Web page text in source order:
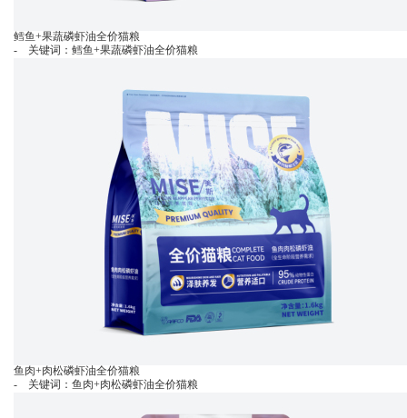
鳕鱼+果蔬磷虾油全价猫粮
- 关键词：鳕鱼+果蔬磷虾油全价猫粮
鱼肉+肉松磷虾油全价猫粮
- 关键词：鱼肉+肉松磷虾油全价猫粮